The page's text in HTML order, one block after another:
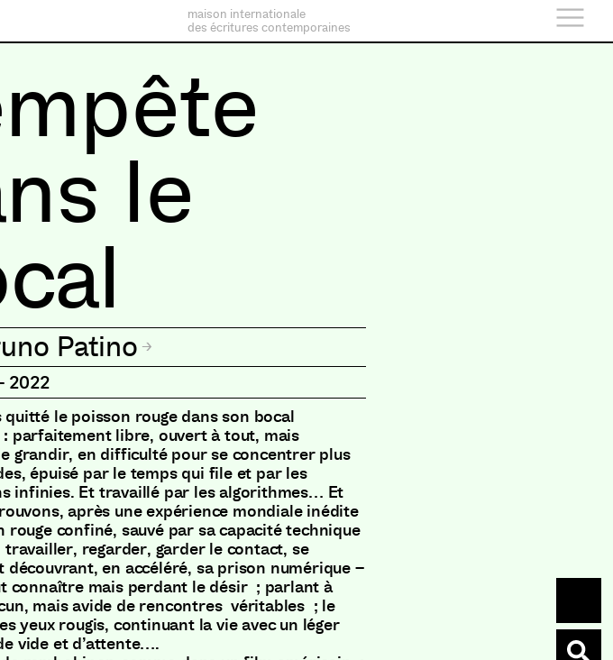
maison internationale
des écritures contemporaines
le
Patino
2022
quitté le poisson rouge dans son bocal
parfaitement libre, ouvert à tout, mais
grandir, en difficulté pour se concentrer plus
épuisé par le temps qui file et par les
infinies. Et travaillé par les algorithmes… Et
après une expérience mondiale inédite
rouge confiné, sauvé par sa capacité technique
travailler, regarder, garder le contact, se
en accéléré, sa prison numérique –
connaître mais perdant le désir ; parlant à
mais avide de rencontres véritables ; le
yeux rougis, continuant la vie avec un léger
vide et d’attente….